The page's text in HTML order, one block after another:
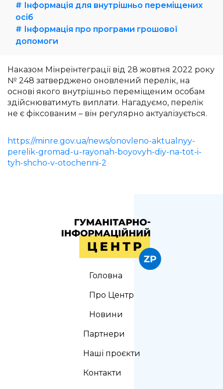
# Інформація для внутрішньо переміщених
осіб
# Інформація про програми грошової
допомоги
Наказом Мінреінтеграції від 28 жовтня 2022 року
№ 248 затверджено оновлений перелік, на
основі якого внутрішньо переміщеним особам
здійснюватимуть виплати. Нагадуємо, перелік
не є фіксованим – він регулярно актуалізується.
https://minre.gov.ua/news/onovleno-aktualnyy-
perelik-gromad-u-rayonah-boyovyh-diy-na-tot-i-
tyh-shcho-v-otochenni-2
Головна
Про Центр
Новини
Партнери
Наші проєкти
Контакти